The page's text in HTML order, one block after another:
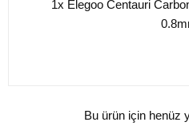
1x Elegoo Centauri
Bu ürün için henüz